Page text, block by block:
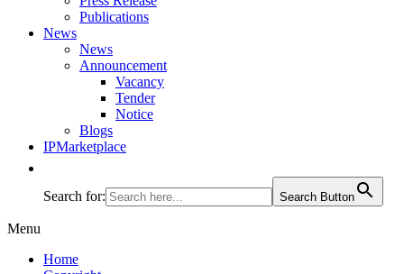
Publications
News
News
Announcement
Vacancy
Tender
Notice
Blogs
IPMarketplace
Search for: Search Button
Menu
Home